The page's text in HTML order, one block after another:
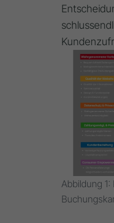
Abbildung